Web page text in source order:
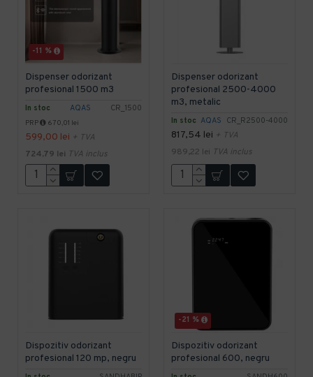
-11 %
In stoc AQAS CR_1500
Dispenser odorizant
profesional 1500 m3
PRP 670,01 lei
599,00 lei + TVA
724,79 lei TVA inclus
In stoc AQAS CR_R2500-4000
Dispenser odorizant
profesional 2500-4000
m3, metalic
817,54 lei + TVA
989,22 lei TVA inclus
Dispozitiv odorizant
profesional 120 mp, negru
-21 %
Dispozitiv odorizant
profesional 600, negru